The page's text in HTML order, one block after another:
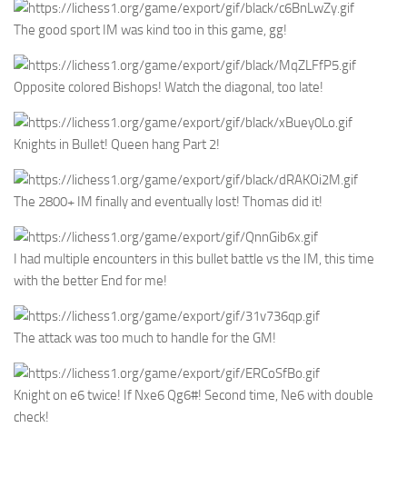
The good sport IM was kind too in this game, gg!
Opposite colored Bishops! Watch the diagonal, too late!
Knights in Bullet! Queen hang Part 2!
The 2800+ IM finally and eventually lost! Thomas did it!
I had multiple encounters in this bullet battle vs the IM, this time
with the better End for me!
The attack was too much to handle for the GM!
Knight on e6 twice! If Nxe6 Qg6#! Second time, Ne6 with double
check!